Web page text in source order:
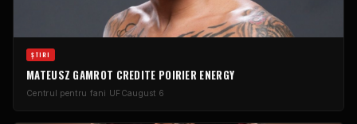
ŞTIRI
MATEUSZ GAMROT CREDITE POIRIER ENERGY
Centrul pentru fani UFCaugust 6